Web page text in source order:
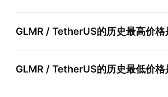
GLMR / TetherUS的历史最高价格
GLMR / TetherUS的历史最低价格